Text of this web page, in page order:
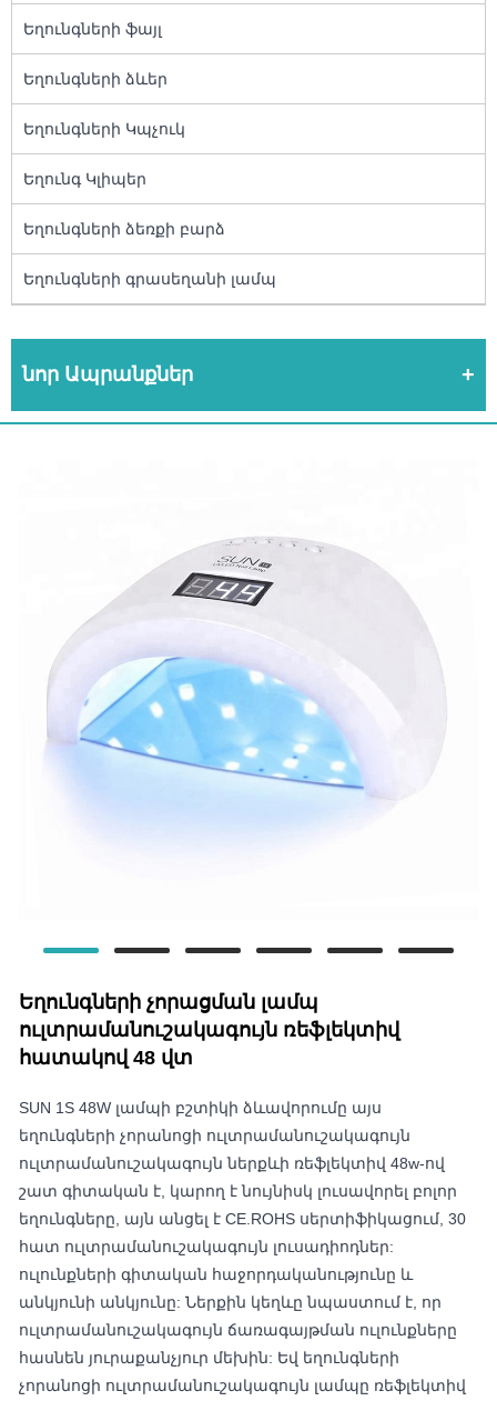
Եղունգների ֆայլ
Եղունգների ձևեր
Եղունգների Կպչուկ
Եղունգ Կլիպեր
Եղունգների ձեռքի բարձ
Եղունգների գրասեղանի լամպ
նոր Ապրանքներ
Եղունգների չորացման լամպ
ուլտրամանուշակագույն ռեֆլեկտիվ
հատակով 48 վտ
SUN 1S 48W լամպի բշտիկի ձևավորումը այս
եղունգների չորանոցի ուլտրամանուշակագույն
ուլտրամանուշակագույն ներքևի ռեֆլեկտիվ 48w-ով
շատ գիտական ​​է, կարող է նույնիսկ լուսավորել բոլոր
եղունգները, այն անցել է CE.ROHS սերտիֆիկացում, 30
հատ ուլտրամանուշակագույն լուսադիոդներ:
ուլունքների գիտական ​​հաջորդականությունը և
անկյունի անկյունը: Ներքին կեղևը նպաստում է, որ
ուլտրամանուշակագույն ճառագայթման ուլունքները
հասնեն յուրաքանչյուր մեխին: Եվ եղունգների
չորանոցի ուլտրամանուշակագույն լամպը ռեֆլեկտիվ